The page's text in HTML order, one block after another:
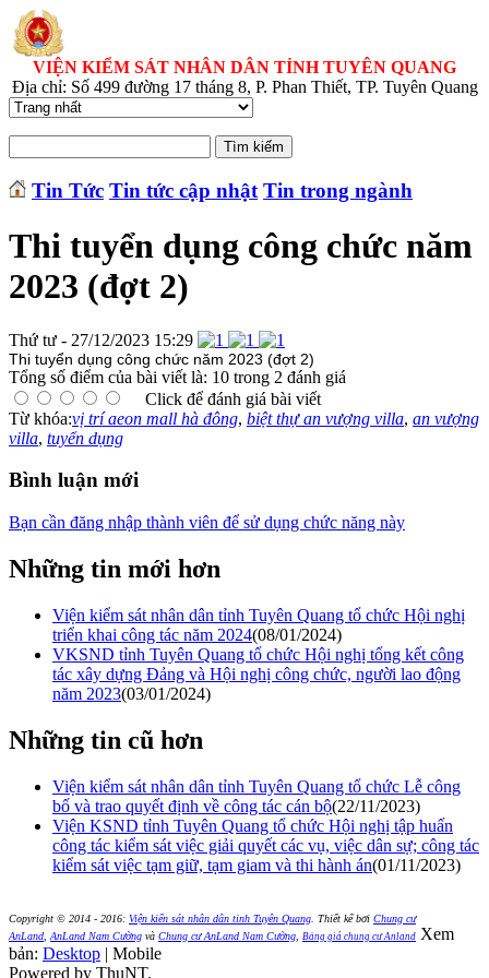
VIỆN KIỂM SÁT NHÂN DÂN TỈNH TUYÊN QUANG
Địa chỉ: Số 499 đường 17 tháng 8, P. Phan Thiết, TP. Tuyên Quang
Tin Tức Tin tức cập nhật Tin trong ngành
Thi tuyển dụng công chức năm
2023 (đợt 2)
Thứ tư - 27/12/2023 15:29
Thi tuyển dụng công chức năm 2023 (đợt 2)
Tổng số điểm của bài viết là: 10 trong 2 đánh giá
Click để đánh giá bài viết
Từ khóa:vị trí aeon mall hà đông, biệt thự an vượng villa, an vượng
villa, tuyển dụng
Bình luận mới
Bạn cần đăng nhập thành viên để sử dụng chức năng này
Những tin mới hơn
Viện kiểm sát nhân dân tỉnh Tuyên Quang tổ chức Hội nghị
triển khai công tác năm 2024(08/01/2024)
VKSND tỉnh Tuyên Quang tổ chức Hội nghị tổng kết công
tác xây dựng Đảng và Hội nghị công chức, người lao động
năm 2023(03/01/2024)
Những tin cũ hơn
Viện kiểm sát nhân dân tỉnh Tuyên Quang tổ chức Lễ công
bố và trao quyết định về công tác cán bộ(22/11/2023)
Viện KSND tỉnh Tuyên Quang tổ chức Hội nghị tập huấn
công tác kiểm sát việc giải quyết các vụ, việc dân sự; công tác
kiểm sát việc tạm giữ, tạm giam và thi hành án(01/11/2023)
Copyright © 2014 - 2016: Viện kiển sát nhân dân tỉnh Tuyên Quang Thiết kế bởi Chung cư
AnLand AnLand Nam Cường và Chung cư AnLand Nam Cường Bảng giá chung cư Anland Xem
bản: Desktop | Mobile
Powered by ThuNT.